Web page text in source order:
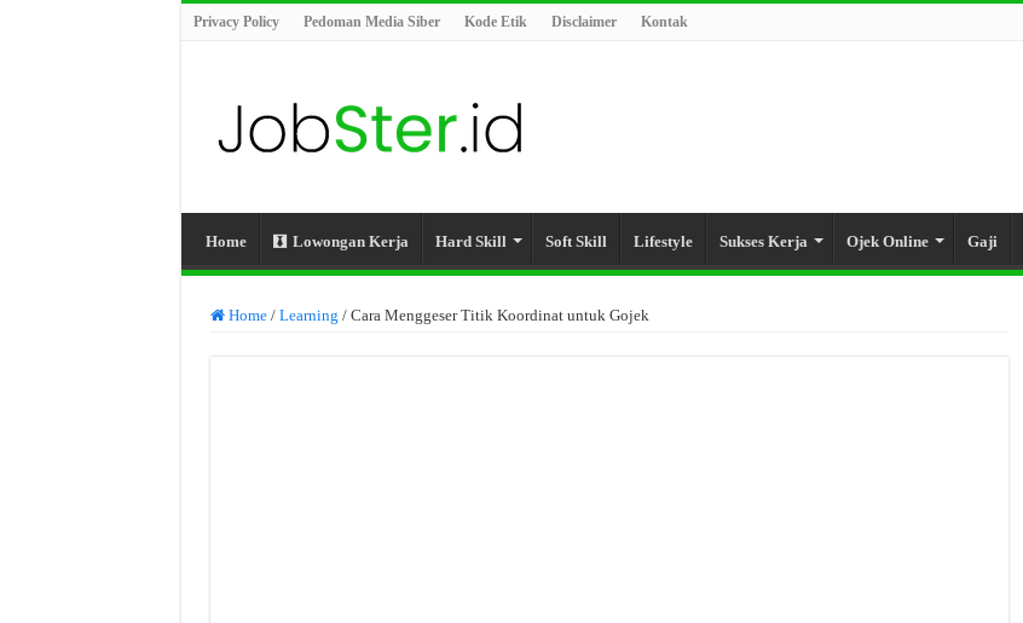
Privacy Policy Pedoman Media Siber Kode Etik Disclaimer Kontak
Home Lowongan Kerja Hard Skill Soft Skill Lifestyle Sukses Kerja Ojek Online Gaji
Home / Learning / Cara Menggeser Titik Koordinat untuk Gojek